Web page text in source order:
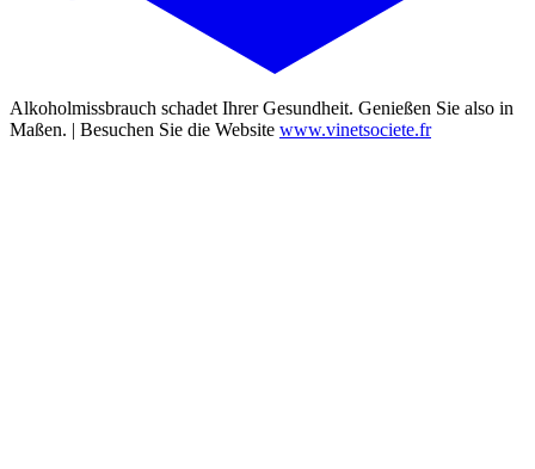
Alkoholmissbrauch schadet Ihrer Gesundheit. Genießen Sie also in
Maßen. | Besuchen Sie die Website www.vinetsociete.fr